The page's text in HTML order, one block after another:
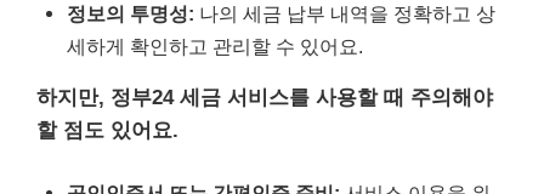
정보의 투명성: 나의 세금 납부 내역을 정확하고 상
세하게 확인하고 관리할 수 있어요.
하지만, 정부24 세금 서비스를 사용할 때 주의해야
할 점도 있어요.